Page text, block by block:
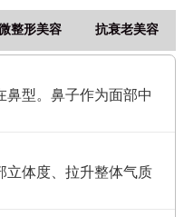
整形美容 抗衰老美容
鼻型。鼻子作为面部中
立体度、拉升整体气质